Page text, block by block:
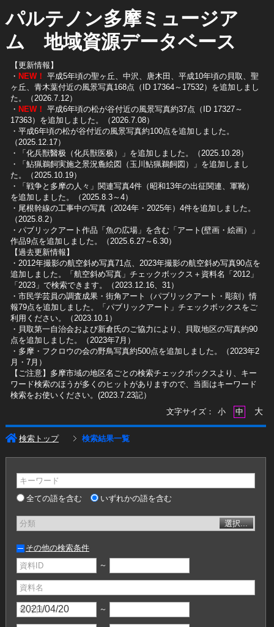
パルテノン多摩ミュージア
ム 地域資源データベース
【更新情報】
・ NEW！ 平成5年頃の聖ヶ丘、中沢、唐木田、平成10年頃の貝取、聖
ヶ丘、青木葉付近の風景写真168点（ID 17364～17532）を追加しまし
た。（2026.7.12）
・ NEW！ 平成6年頃の松が谷付近の風景写真約37点（ID 17327～
17363）を追加しました。（2026.7.08）
・平成6年頃の松が谷付近の風景写真約100点を追加しました。
（2025.12.17）
・「化兵獣醫极（化兵獣医极）」を追加しました。（2025.10.28）
・「鮎猟鵜飼実施之景況麁絵図（玉川鮎猟鵜飼図）」を追加しまし
た。（2025.10.19）
​・「戦争と多摩の人々」関連写真4件（昭和13年の出征関連、軍靴）
を追加しました。（2025.8.3～4）
​・尾根幹線の工事中の写真（2024年・2025年）4件を追加しました。
（2025.8.2）
​・パブリックアート作品「魚の広場」を含む「アート(壁画・絵画）」
作品9点を追加しました。（2025.6.27～6.30）
【過去更新情報】
・2012年撮影の航空斜め写真71点、2023年撮影の航空斜め写真90点を
追加しました。「航空斜め写真」チェックボックス＋資料名「2012」
「2023」で検索できます。（2023.12.16、31）
​・市民学芸員の調査成果・街角アート（パブリックアート・彫刻）情
報79点を追加しました。「パブリックアート」チェックボックスをご
利用ください。（2023.10.1）
・貝取第一自治会および新倉氏のご協力により、貝取地区の写真約90
点を追加しました。（2023年7月）
・多摩・フクロウの会の野鳥写真約500点を追加しました。（2023年2
月・7月）
【ご注意】多摩市域の地区名ごとの検索チェックボックスより、キー
ワード検索のほうが多くのヒットがありますので、当面はキーワード
検索をお使いください。(2023.7.23記）
文字サイズ：
小 中 大
検索トップ 検索結果一覧
キーワード
全ての語を含む
いずれかの語を含む
分類 選択...
その他の検索条件
資料ID
～
資料名
年月日 ～